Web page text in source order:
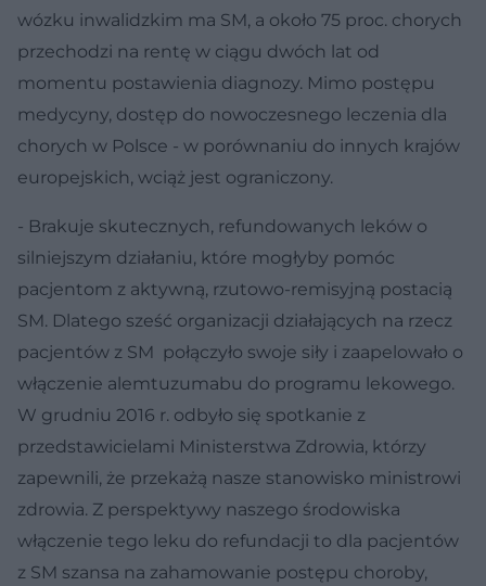
wózku inwalidzkim ma SM, a około 75 proc. chorych
przechodzi na rentę w ciągu dwóch lat od
momentu postawienia diagnozy. Mimo postępu
medycyny, dostęp do nowoczesnego leczenia dla
chorych w Polsce - w porównaniu do innych krajów
europejskich, wciąż jest ograniczony.
- Brakuje skutecznych, refundowanych leków o
silniejszym działaniu, które mogłyby pomóc
pacjentom z aktywną, rzutowo-remisyjną postacią
SM. Dlatego sześć organizacji działających na rzecz
pacjentów z SM połączyło swoje siły i zaapelowało o
włączenie alemtuzumabu do programu lekowego.
W grudniu 2016 r. odbyło się spotkanie z
przedstawicielami Ministerstwa Zdrowia, którzy
zapewnili, że przekażą nasze stanowisko ministrowi
zdrowia. Z perspektywy naszego środowiska
włączenie tego leku do refundacji to dla pacjentów
z SM szansa na zahamowanie postępu choroby,